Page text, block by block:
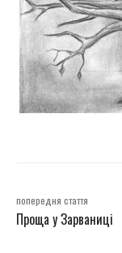
попередня стаття
Проща у Зарваниці